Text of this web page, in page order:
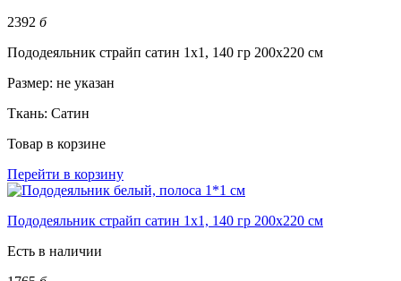
2392 б
Пододеяльник страйп сатин 1х1, 140 гр 200х220 см
Размер: не указан
Ткань: Сатин
Товар в корзине
Перейти в корзину
Пододеяльник страйп сатин 1х1, 140 гр 200х220 см
Есть в наличии